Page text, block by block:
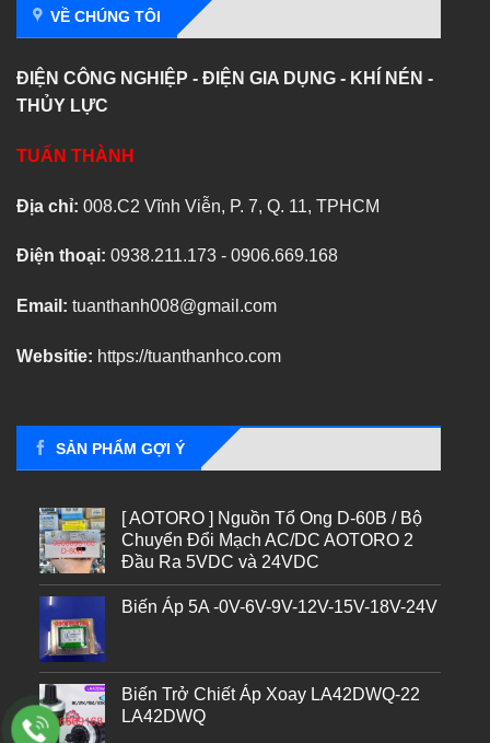
VỀ CHÚNG TÔI
ĐIỆN CÔNG NGHIỆP - ĐIỆN GIA DỤNG - KHÍ NÉN -
THỦY LỰC
TUẤN THÀNH
Địa chỉ: 008.C2 Vĩnh Viễn, P. 7, Q. 11, TPHCM
Điện thoại: 0938.211.173 - 0906.669.168
Email: tuanthanh008@gmail.com
Websitie: https://tuanthanhco.com
SẢN PHẨM GỢI Ý
[ AOTORO ] Nguồn Tổ Ong D-60B / Bộ
Chuyển Đổi Mạch AC/DC AOTORO 2
Đầu Ra 5VDC và 24VDC
Biến Áp 5A -0V-6V-9V-12V-15V-18V-24V
Biến Trở Chiết Áp Xoay LA42DWQ-22
LA42DWQ